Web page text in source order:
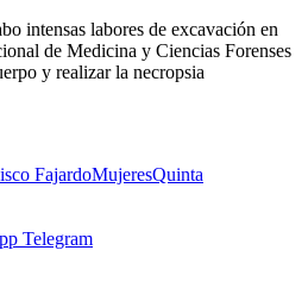
intensas labores de excavación en
de Medicina y Ciencias Forenses
y realizar la necropsia
FajardoMujeresQuinta
Telegram